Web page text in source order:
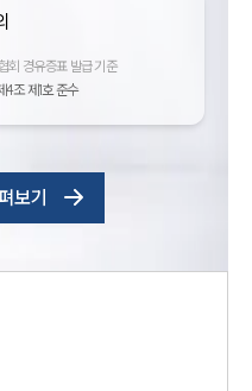
회 경유증표 발급 기준
4조 제1호 준수
보기